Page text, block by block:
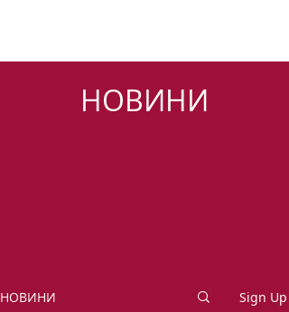
НОВИНИ
НОВИНИ Sign Up